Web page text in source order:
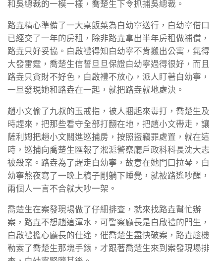
和吳總裁的一模一樣，喬楚生下令抓捕吳總裁。
路垚精心準備了一大桌飯菜為白幼寧送行，白幼寧借口
已經交了一年的房租，除非路垚拿出半年房租做補償，
路垚只好妥協。白啟禮得知白幼寧不肯搬出公寓，氣得
大發雷霆，喬楚生信誓旦旦保證白幼寧過得很好，而且
路垚只貪財不好色，白啟禮不放心，派人盯著白幼寧，
一旦發現她和路垚在一起，就把路垚就地處決。
趙小文偷了九叔的玉戒指，被人捆起來毒打，喬楚生及
時趕來，把那些看守全部打翻在地，把趙小文帶走，讓
薩利姆把趙小文關進巡捕房，按照盜竊罪處置，就在這
時，巡捕向喬楚生匯報了淞滬警察廳戶政科科長沈大志
被殺案。路垚為了趕走白幼寧，故意在她門口拉琴，白
幼寧熬夜寫了一晚上稿子剛躺下睡覺，就被路遙吵醒，
兩個人一言不合就大吵一架。
喬楚生在案發現場做了仔細排查，就來找路垚幫忙辦
案，路垚不想趟這渾水，可警察廳長是白啟禮的門生，
白啟禮擔心廳長的仕途，催喬楚生盡快破案，路垚趁機
勒索了喬楚生那塊手錶，才跟著喬楚生來到案發現場排